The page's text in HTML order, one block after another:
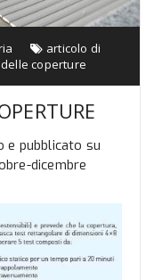
articolo di
coperture
e pubblicato su
dicembre